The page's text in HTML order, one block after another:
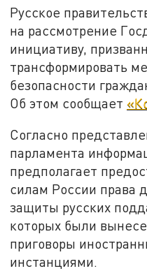
Русское
на рассмотрение
инициативу,
трансформировать
безопасности
Об этом сообщает
Согласно
парламента
предполагает
силам России права
защиты русских
которых были
приговоры
инстанциями.